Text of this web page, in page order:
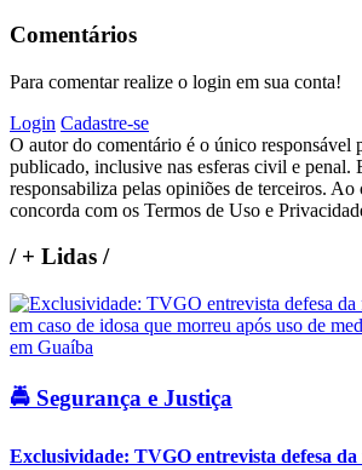
Comentários
Para comentar realize o login em sua conta!
Login Cadastre-se
O autor do comentário é o único responsável
publicado, inclusive nas esferas civil e penal.
responsabiliza pelas opiniões de terceiros. Ao
concorda com os Termos de Uso e
/+ Lidas /
🚔 Segurança e Justiça
Exclusividade: TVGO entrevista defesa